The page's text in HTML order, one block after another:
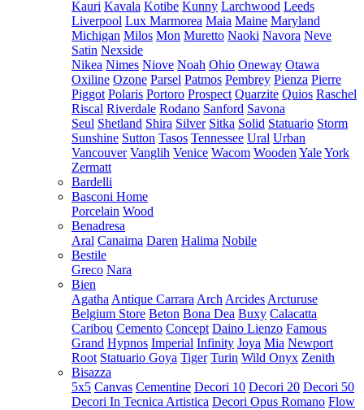
Kauri Kavala Kotibe Kunny Larchwood Leeds
Liverpool Lux Marmorea Maia Maine Maryland
Michigan Milos Mon Muretto Naoki Navora Neve
Satin Nexside
Nikea Nimes Niove Noah Ohio Oneway Otawa
Oxiline Ozone Parsel Patmos Pembrey Pienza Pierre
Piggot Polaris Portoro Prospect Quarzite Quios Raschel
Riscal Riverdale Rodano Sanford Savona
Seul Shetland Shira Silver Sitka Solid Statuario Storm
Sunshine Sutton Tasos Tennessee Ural Urban
Vancouver Vanglih Venice Wacom Wooden YaleYork
Zermatt
Bardelli
Basconi Home
Porcelain Wood
Benadresa
Aral Canaima Daren Halima Nobile
Bestile
Greco Nara
Bien
Agatha Antique Carrara Arch Arcides Arcturuse
Belgium Store Beton Bona Dea Buxy Calacatta
Caribou Cemento Concept Daino Lienzo Famous
Grand Hypnos Imperial Infinity Joya Mia Newport
Root Statuario Goya Tiger Turin Wild Onyx Zenith
Bisazza
5x5 Canvas Cementine Decori 10 Decori 20 Decori 50
Decori In Tecnica Artistica Decori Opus Romano Flow